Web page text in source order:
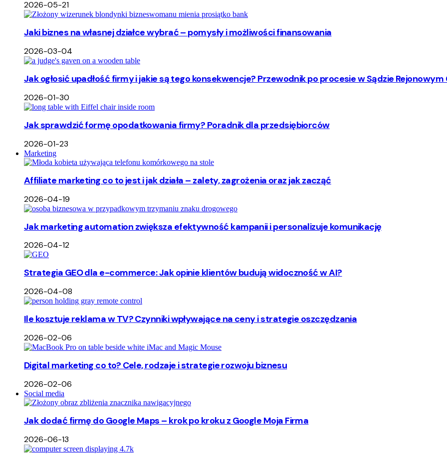
2026-05-21
Jaki biznes na własnej działce wybrać – pomysły i możliwości finansowania
2026-03-04
Jak ogłosić upadłość firmy i jakie są tego konsekwencje? Przewodnik po procesie w Sądzie
2026-01-30
Jak sprawdzić formę opodatkowania firmy? Poradnik dla przedsiębiorców
2026-01-23
Marketing
Affiliate marketing co to jest i jak działa – zalety, zagrożenia oraz jak zacząć
2026-04-19
Jak marketing automation zwiększa efektywność kampanii i personalizuje komunikację
2026-04-12
Strategia GEO dla e-commerce: Jak opinie klientów budują widoczność w AI?
2026-04-08
Ile kosztuje reklama w TV? Czynniki wpływające na ceny i strategie oszczędzania
2026-02-06
Digital marketing co to? Cele, rodzaje i strategie rozwoju biznesu
2026-02-06
Social media
Jak dodać firmę do Google Maps – krok po kroku z Google Moja Firma
2026-06-13